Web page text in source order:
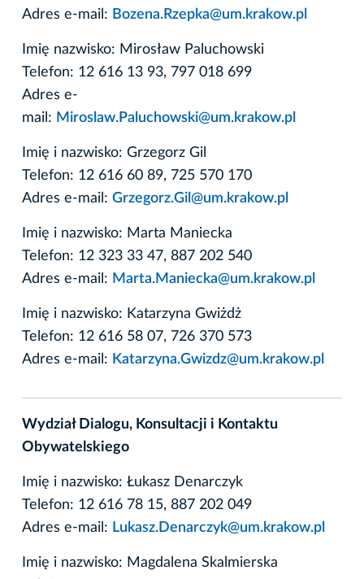
Adres e-mail: Bozena.Rzepka@um.krakow.pl
Imię nazwisko: Mirosław Paluchowski
Telefon: 12 616 13 93, 797 018 699
Adres e-
mail: Miroslaw.Paluchowski@um.krakow.pl
Imię i nazwisko: Grzegorz Gil
Telefon: 12 616 60 89, 725 570 170
Adres e-mail: Grzegorz.Gil@um.krakow.pl
Imię i nazwisko: Marta Maniecka
Telefon: 12 323 33 47, 887 202 540
Adres e-mail: Marta.Maniecka@um.krakow.pl
Imię i nazwisko: Katarzyna Gwiżdż
Telefon: 12 616 58 07, 726 370 573
Adres e-mail: Katarzyna.Gwizdz@um.krakow.pl
Wydział Dialogu, Konsultacji i Kontaktu
Obywatelskiego
Imię i nazwisko: Łukasz Denarczyk
Telefon: 12 616 78 15, 887 202 049
Adres e-mail: Lukasz.Denarczyk@um.krakow.pl
Imię i nazwisko: Magdalena Skalmierska